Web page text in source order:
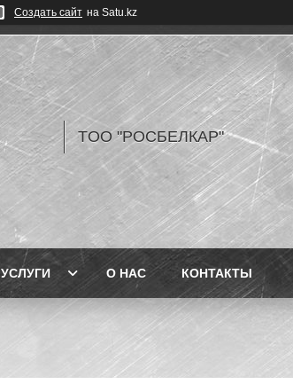
Создать сайт на Satu.kz
TOO "РОСБЕЛКАР"
О НАС КОНТАКТЫ